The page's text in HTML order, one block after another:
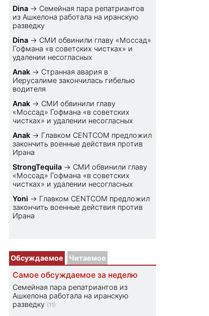
Dina → Семейная пара репатриантов
из Ашкелона работала на иранскую
разведку
Dina → СМИ обвинили главу «Моссад»
Гофмана «в советских чистках» и
удалении несогласных
Anak → Странная авария в
Иерусалиме закончилась гибелью
водителя
Anak → СМИ обвинили главу
«Моссад» Гофмана «в советских
чистках» и удалении несогласных
Anak → Главком CENTCOM предложил
закончить военные действия против
Ирана
StrongTequila → СМИ обвинили главу
«Моссад» Гофмана «в советских
чистках» и удалении несогласных
Yoni → Главком CENTCOM предложил
закончить военные действия против
Ирана
Обсуждаемое Читаемое
Самое обсуждаемое за неделю
Семейная пара репатриантов из
Ашкелона работала на иранскую
разведку (11)